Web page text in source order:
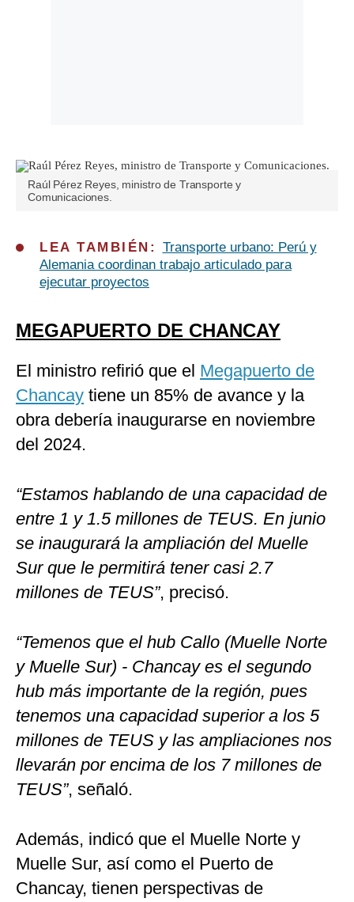
Raúl Pérez Reyes, ministro de Transporte y
Comunicaciones.
LEA TAMBIÉN: Transporte urbano: Perú y
Alemania coordinan trabajo articulado para
ejecutar proyectos
MEGAPUERTO DE CHANCAY
El ministro refirió que el Megapuerto de
Chancay tiene un 85% de avance y la
obra debería inaugurarse en noviembre
del 2024.
“Estamos hablando de una capacidad de
entre 1 y 1.5 millones de TEUS. En junio
se inaugurará la ampliación del Muelle
Sur que le permitirá tener casi 2.7
millones de TEUS”, precisó.
“Temenos que el hub Callo (Muelle Norte
y Muelle Sur) - Chancay es el segundo
hub más importante de la región, pues
tenemos una capacidad superior a los 5
millones de TEUS y las ampliaciones nos
llevarán por encima de los 7 millones de
TEUS”, señaló.
Además, indicó que el Muelle Norte y
Muelle Sur, así como el Puerto de
Chancay, tienen perspectivas de